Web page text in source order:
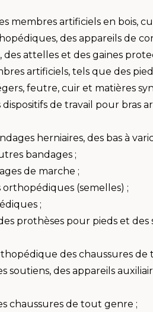
membres artificiels en bois,
des appareils de
des attelles et des gaines
artificiels, tels que des
feutre, cuir et matières
de travail pour bras
herniaires, des bas à
bandages ;
de marche ;
(semelles) ;
;
prothèses pour pieds et
des chaussures de
soutiens, des appareils
chaussures de tout genre ;